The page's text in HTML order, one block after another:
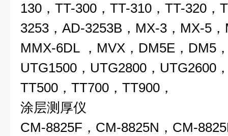
130，TT-300，TT-310，TT-320，
3253，AD-3253B，MX-3，MX-5
MMX-6DL ，MVX，DM5E，DM5
UTG1500，UTG2800，UTG2600
TT500，TT700，TT900，
涂层测厚仪
CM-8825F，CM-8825N，CM-